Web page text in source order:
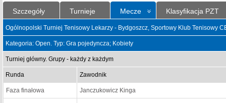
Szczegóły Turnieje Mecze Klasyfikacja PZT
Ogólnopolski Turniej Tenisowy Lekarzy - Bydgoszcz, Sportowy Klub Tenisowy
Kategoria: Open. Typ: Gra pojedyncza; Kobiety
Turniej główny. Grupy - każdy z każdym
Runda Zawodnik
Faza finałowa Janczukowicz Kinga